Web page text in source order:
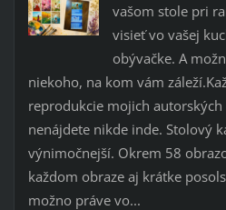
vašom stole pri
visieť vo vašej
obývačke. A
niekoho, na kom vám
reprodukcie mojich
nenájdete nikde inde. Stolový
výnimočnejší. Okrem 58
každom obraze aj krátke
možno práve vo...